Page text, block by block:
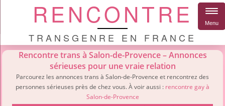
RENCONTRE
TRANSGENRE EN FRANCE
Rencontre trans à Salon-de-Provence – Annonces
sérieuses pour une vraie relation
Parcourez les annonces trans à Salon-de-Provence et rencontrez des
personnes sérieuses près de chez vous. À voir aussi : rencontre gay à
Salon-de-Provence
Menu